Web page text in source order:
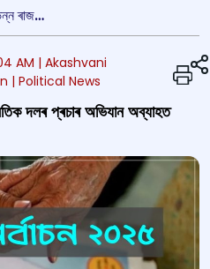
খেলা অডিঅ' সন্ধ্যার খবর
পঞ্চায়ত নিৰ্বাচনৰ বাবে বিভিন্ন ৰাজনৈতিক দলৰ প্ৰচাৰ অভিযান অব্যাহত
AM | Akashvani
| Political News
দলৰ প্ৰচাৰ অভিযান অব্যাহত